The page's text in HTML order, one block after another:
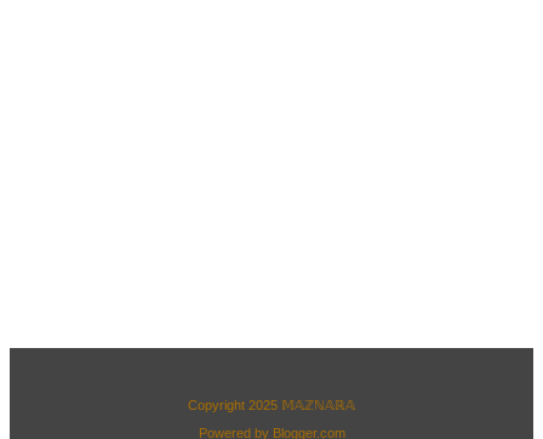
Copyright 2025 𝕄𝔸ℤℕ𝔸ℝ𝔸
Powered by Blogger.com